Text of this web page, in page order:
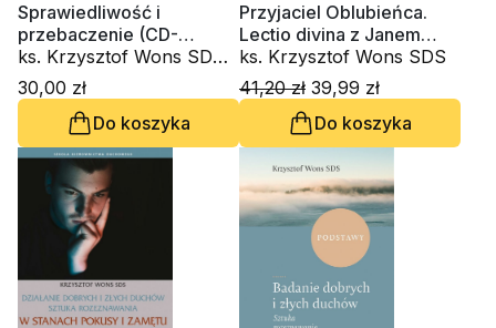
Sprawiedliwość i
przebaczenie (CD-
audiobook)
ks. Krzysztof Wons SDS,
ks. Piotr Kot, Innocenzo
Gargano OSBCam.
30,00 zł
Do koszyka
Przyjaciel Oblubieńca.
Lectio divina z Janem
Chrzcicielem
ks. Krzysztof Wons SDS
41,20 zł 39,99 zł
Do koszyka